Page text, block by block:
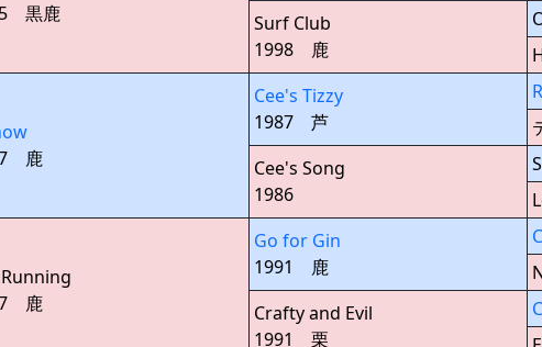
黒鹿
Surf Club
1998 鹿
鹿
Cee's Tizzy
1987 芦
Cee's Song
1986
鹿
Go for Gin
1991 鹿
Crafty and Evil
1991 栗